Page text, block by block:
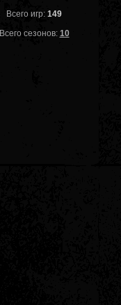
Всего игр: 149
Всего сезонов: 10